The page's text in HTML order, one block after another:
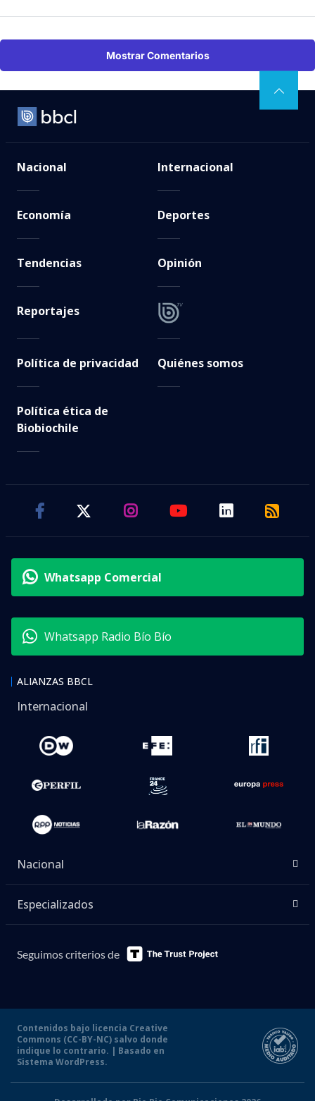
Mostrar Comentarios
Nacional Internacional
Economía Deportes
Tendencias Opinión
Reportajes
Política de privacidad Quiénes somos
Política ética de
Biobiochile
Whatsapp Comercial
Whatsapp Radio Bío Bío
ALIANZAS BBCL
Internacional
Nacional
Especializados
Seguimos criterios de
Contenidos bajo licencia Creative
Commons (CC-BY-NC) salvo donde
indique lo contrario. | Basado en
Sistema WordPress.